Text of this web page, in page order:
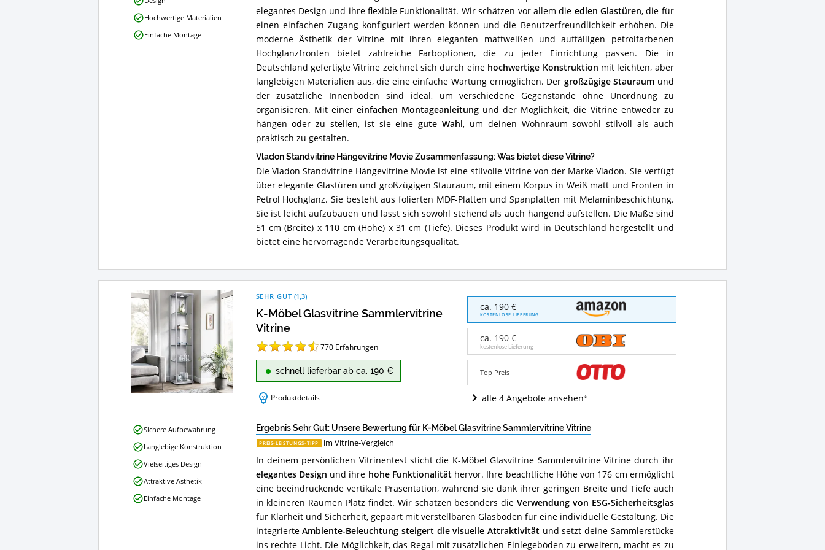
Die Vladon Standvitrine Hängevitrine Movie besticht in deinem persönlichen Vitrinentest durch ihr
elegantes Design und ihre flexible Funktionalität. Wir schätzen vor allem dieedlen Glastüren, die für
einen einfachen Zugang konfiguriert werden können und die Benutzerfreundlichkeit erhöhen. Die
moderne Ästhetik der Vitrine mit ihren eleganten mattweißen und auffälligen petrolfarbenen
Hochglanzfronten bietet zahlreiche Farboptionen, die zu jeder Einrichtung passen. Die in
Deutschland gefertigte Vitrine zeichnet sich durch eine hochwertige Konstruktionmit leichten, aber
langlebigen Materialien aus, die eine einfache Wartung ermöglichen. Dergroßzügige Stauraumund
der zusätzliche Innenboden sind ideal, um verschiedene Gegenstände ohne Unordnung zu
organisieren. Mit einereinfachen Montageanleitungund der Möglichkeit, die Vitrine entweder zu
hängen oder zu stellen, ist sie eine
Vladon Standvitrine Hängevitrine Movie Zusammenfassung: Was bietet diese Vitrine?
Die Vladon Standvitrine Hängevitrine Movie ist eine stilvolle Vitrine von der Marke Vladon. Sie verfügt
über elegante Glastüren und großzügigen Stauraum, mit einem Korpus in Weiß matt und Fronten in
Petrol Hochglanz. Sie besteht aus folierten MDF-Platten und Spanplatten mit Melaminbeschichtung.
Sie ist leicht aufzubauen und lässt sich sowohl stehend als auch hängend aufstellen. Die Maße sind
51 cm (Breite) x 110 cm (Höhe) x 31 cm (Tiefe). Dieses Produkt wird in Deutschland hergestellt und
K-Möbel Glasvitrine Sammlervitrine
schnell lieferbar ab ca. 190 €
Möbel
Glasvitrine
Sammlervitrine
Vitrine
ist
diese
ca. 190 €
KOSTENLOSE LIEFERUNG
ca. 190 €
kostenlose Lieferung
Ergebnis Sehr Gut: Unsere Bewertung für K-Möbel Glasvitrine Sammlervitrine Vitrine
In deinem persönlichen Vitrinentest sticht die K-Möbel Glasvitrine Sammlervitrine Vitrine durch ihr
elegantes Designund ihrehohe Funktionalitäthervor. Ihre beachtliche Höhe von 176 cm ermöglicht
eine beeindruckende vertikale Präsentation, während sie dank ihrer geringen Breite und Tiefe auch
in kleineren Räumen Platz findet. Wir schätzen besonders dieVerwendung von ESG-Sicherheitsglas
für Klarheit und Sicherheit, gepaart mit verstellbaren Glasböden für eine individuelle Gestaltung. Die
integrierte Ambiente-Beleuchtung steigert die visuelle Attraktivitätund setzt deine Sammlerstücke
Glasvitrine
Sammlervitrine